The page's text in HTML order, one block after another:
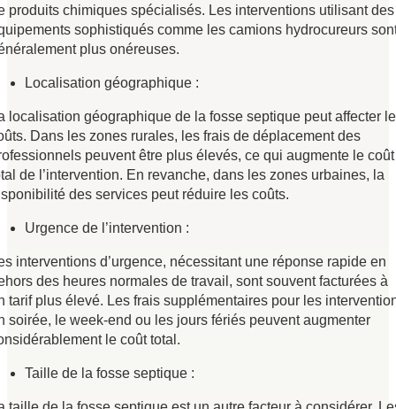
produits chimiques spécialisés. Les interventions utilisant des
sophistiqués comme les camions hydrocureurs
plus onéreuses.
Localisation géographique :
localisation géographique de la fosse septique peut affecter
Dans les zones rurales, les frais de déplacement des
peuvent être plus élevés, ce qui augmente le coût
de l’intervention. En revanche, dans les zones urbaines, la
des services peut réduire les coûts.
Urgence de l’intervention :
interventions d’urgence, nécessitant une réponse rapide en
des heures normales de travail, sont souvent facturées à
tarif plus élevé. Les frais supplémentaires pour les
soirée, le week-end ou les jours fériés peuvent augmenter
le coût total.
Taille de la fosse septique :